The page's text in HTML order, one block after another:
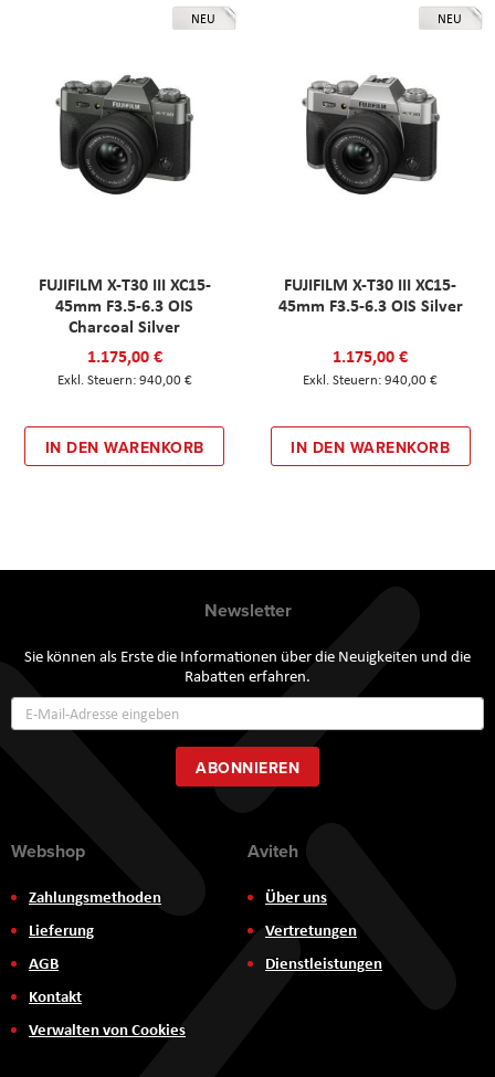
NEU
FUJIFILM X-T30 III XC15-
45mm F3.5-6.3 OIS
Charcoal Silver
1.175,00 €
940,00 €
IN DEN WARENKORB
NEU
FUJIFILM X-T30 III XC15-
45mm F3.5-6.3 OIS Silver
1.175,00 €
940,00 €
IN DEN WARENKORB
Newsletter
Sie können als Erste die Informationen über die Neuigkeiten und die
Rabatten erfahren.
zum
Newsletter:
ABONNIEREN
Webshop
Zahlungsmethoden
Lieferung
AGB
Kontakt
Verwalten von Cookies
Aviteh
Über uns
Vertretungen
Dienstleistungen